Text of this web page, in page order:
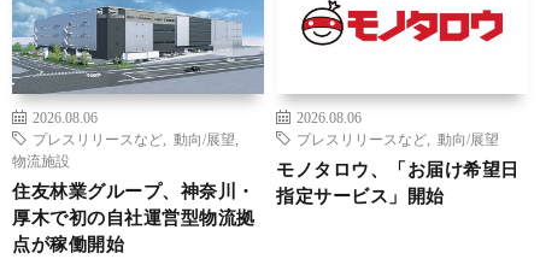
2026.08.06
プレスリリースなど
動向/展望
物流施設
住友林業グループ、神奈川・
厚木で初の自社運営型物流拠
点が稼働開始
2026.08.06
プレスリリースなど
動向/展望
モノタロウ、「お届け希望日
指定サービス」開始